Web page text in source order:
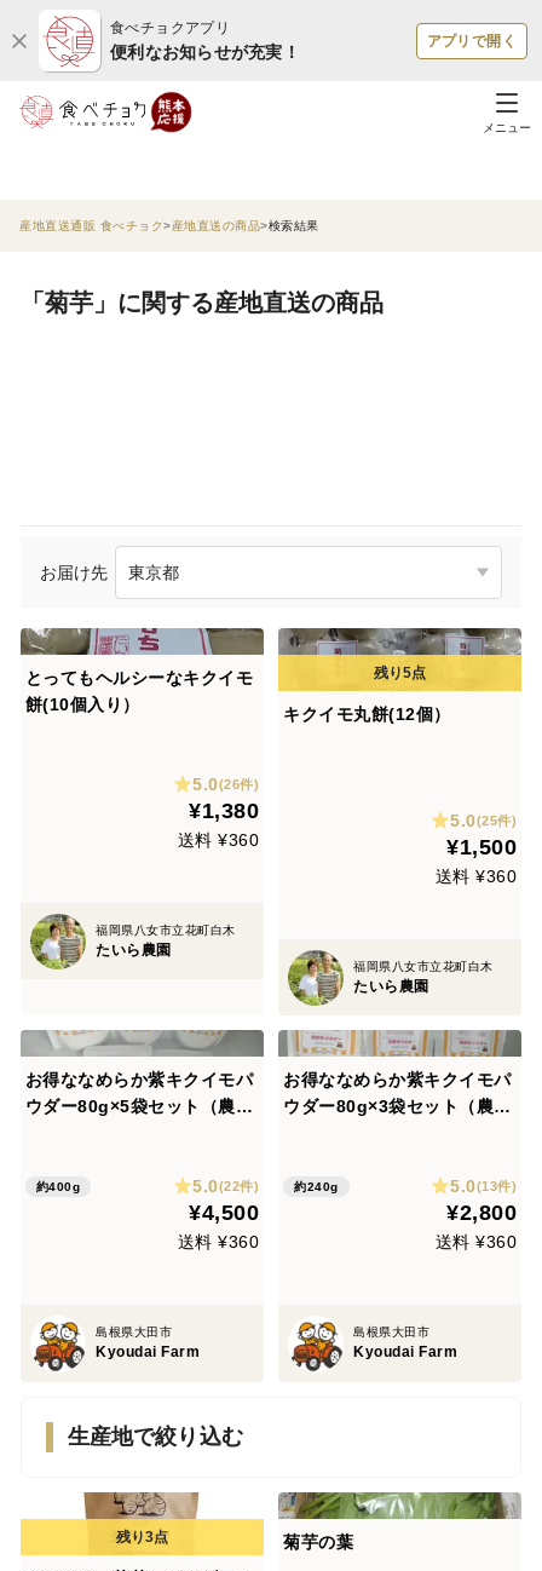
食べチョクアプリ
便利なお知らせが充実！
アプリで開く
メニュー
産地直送通販 食べチョク 産地直送の商品 検索結果
「菊芋」に関する産地直送の商品
お届け先
とってもヘルシーなキクイモ
餅(10個入り）
5.0(26件)
¥1,380
送料 ¥360
福岡県八女市立花町白木
たいら農園
キクイモ丸餅(12個）
5.0(25件)
¥1,500
送料 ¥360
福岡県八女市立花町白木
たいら農園
お得ななめらか紫キクイモパ
ウダー80g×5袋セット（農薬
約400g 5.0(22件)
¥4,500
送料 ¥360
島根県大田市
Kyoudai Farm
お得ななめらか紫キクイモパ
ウダー80g×3袋セット（農薬
約240g 5.0(13件)
¥2,800
送料 ¥360
島根県大田市
Kyoudai Farm
菊芋の葉
生産地で絞り込む